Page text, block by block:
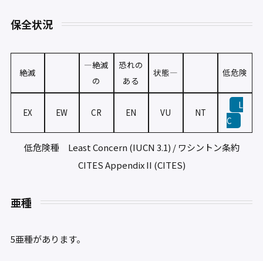
保全状況
絶滅
—絶滅
の
恐れの
ある
状態— 低危険
EX EW CR EN VU NT
L
C
低危険種 Least Concern (IUCN 3.1) / ワシントン条約
CITES Appendix II (CITES)
亜種
5亜種があります。